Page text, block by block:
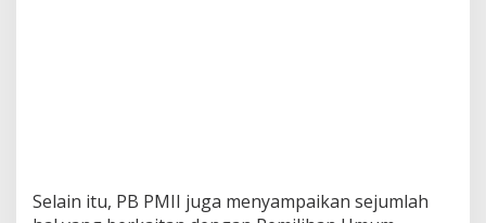
Selain itu, PB PMII juga menyampaikan sejumlah